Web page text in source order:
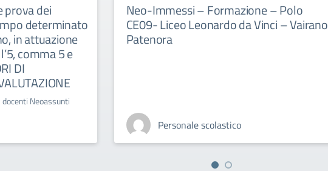
prova dei
determinato
in attuazione
comma 5 e
DI
Neoassunti
Neo-Immessi – Formazione – Polo
CE09- Liceo Leonardo da Vinci – Vairano
Patenora
Personale scolastico